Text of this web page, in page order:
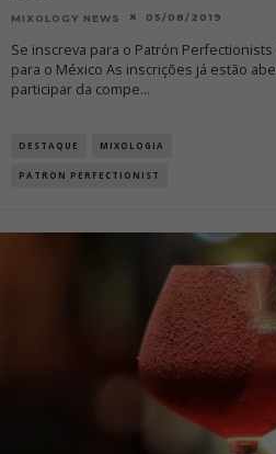
MIXOLOGY NEWS 05/08/2019
Se inscreva para o Patrón
para o México As inscrições já estão
participar da compe...
DESTAQUE MIXOLOGIA
PATRON PERFECTIONIST